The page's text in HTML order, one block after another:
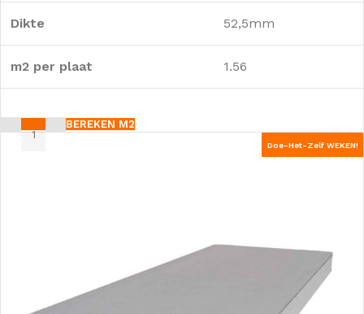
Dikte 52,5mm
m2 per plaat 1.56
BEREKEN M2
Doe-Het-Zelf WEKEN!